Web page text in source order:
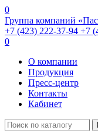
0
Группа компаний
+7 (423) 222-37-94 +7
0
О компании
Продукция
Пресс-центр
Контакты
Кабинет